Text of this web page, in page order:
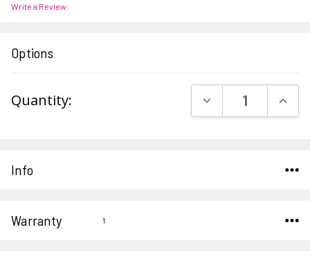
Write a Review
Options
Stock:
Quantity: DECREASE
Info
Warranty 1